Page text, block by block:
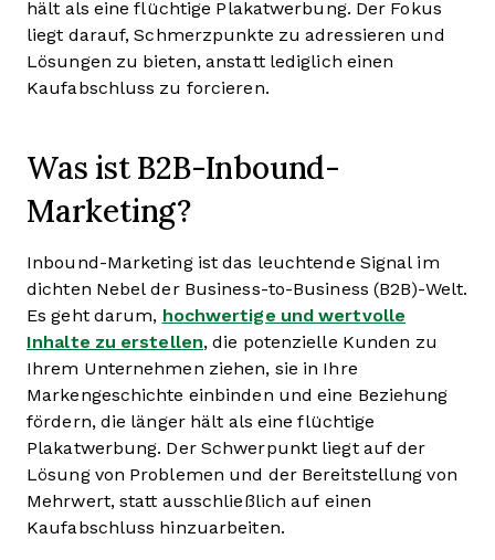
hält als eine flüchtige Plakatwerbung. Der Fokus
liegt darauf, Schmerzpunkte zu adressieren und
Lösungen zu bieten, anstatt lediglich einen
Kaufabschluss zu forcieren.
Was ist B2B-Inbound-
Marketing?
Inbound-Marketing ist das leuchtende Signal im
dichten Nebel der Business-to-Business (B2B)-Welt.
Es geht darum, hochwertige und wertvolle
Inhalte zu erstellen, die potenzielle Kunden zu
Ihrem Unternehmen ziehen, sie in Ihre
Markengeschichte einbinden und eine Beziehung
fördern, die länger hält als eine flüchtige
Plakatwerbung. Der Schwerpunkt liegt auf der
Lösung von Problemen und der Bereitstellung von
Mehrwert, statt ausschließlich auf einen
Kaufabschluss hinzuarbeiten.